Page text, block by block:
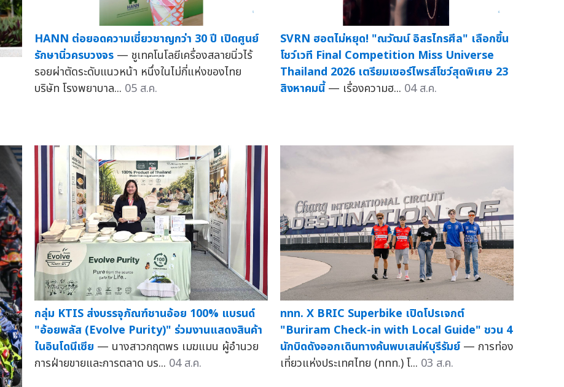
HANN ต่อยอดความเชี่ยวชาญกว่า 30 ปี เปิดศูนย์
รักษานิ่วครบวงจร — ชูเทคโนโลยีเครื่องสลายนิ่วไร้
รอยผ่าตัดระดับแนวหน้า หนึ่งในไม่กี่แห่งของไทย
บริษัท โรงพยาบาล... 05 ส.ค.
SVRN ฮอตไม่หยุด! "ณวัฒน์ อิสรไกรศีล" เลือกขึ้น
โชว์เวที Final Competition Miss Universe
Thailand 2026 เตรียมเซอร์ไพรส์โชว์สุดพิเศษ 23
สิงหาคมนี้ — เรื่องความฮ... 04 ส.ค.
กลุ่ม KTIS ส่งบรรจุภัณฑ์ชานอ้อย 100% แบรนด์
"อ้อยพลัส (Evolve Purity)" ร่วมงานแสดงสินค้า
ในอินโดนีเซีย — นางสาวกฤตพร เมฆแมน ผู้อำนวย
การฝ่ายขายและการตลาด บร... 04 ส.ค.
ททท. X BRIC Superbike เปิดโปรเจกต์
"Buriram Check-in with Local Guide" ชวน 4
นักบิดดังออกเดินทางค้นพบเสน่ห์บุรีรัมย์ — การท่อง
เที่ยวแห่งประเทศไทย (ททท.) โ... 03 ส.ค.